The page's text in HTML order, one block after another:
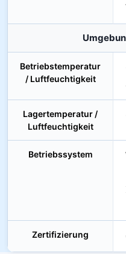
Betriebstemperatur
/ Luftfeuchtigkeit
Lagertemperatur /
Luftfeuchtigkeit
Betriebssystem
Zertifizierung